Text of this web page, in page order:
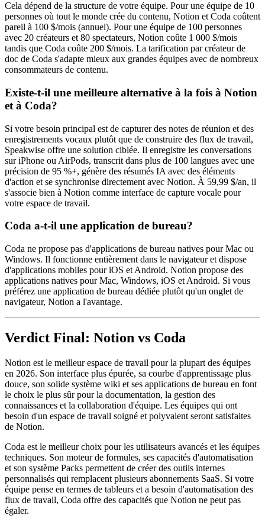
Cela dépend de la structure de votre équipe. Pour une équipe de 10
personnes où tout le monde crée du contenu, Notion et Coda coûtent
pareil à 100 $/mois (annuel). Pour une équipe de 100 personnes
avec 20 créateurs et 80 spectateurs, Notion coûte 1 000 $/mois
tandis que Coda coûte 200 $/mois. La tarification par créateur de
doc de Coda s'adapte mieux aux grandes équipes avec de nombreux
consommateurs de contenu.
Existe-t-il une meilleure alternative à la fois à Notion
et à Coda?
Si votre besoin principal est de capturer des notes de réunion et des
enregistrements vocaux plutôt que de construire des flux de travail,
Speakwise offre une solution ciblée. Il enregistre les conversations
sur iPhone ou AirPods, transcrit dans plus de 100 langues avec une
précision de 95 %+, génère des résumés IA avec des éléments
d'action et se synchronise directement avec Notion. À 59,99 $/an, il
s'associe bien à Notion comme interface de capture vocale pour
votre espace de travail.
Coda a-t-il une application de bureau?
Coda ne propose pas d'applications de bureau natives pour Mac ou
Windows. Il fonctionne entièrement dans le navigateur et dispose
d'applications mobiles pour iOS et Android. Notion propose des
applications natives pour Mac, Windows, iOS et Android. Si vous
préférez une application de bureau dédiée plutôt qu'un onglet de
navigateur, Notion a l'avantage.
Verdict Final: Notion vs Coda
Notion est le meilleur espace de travail pour la plupart des équipes
en 2026. Son interface plus épurée, sa courbe d'apprentissage plus
douce, son solide système wiki et ses applications de bureau en font
le choix le plus sûr pour la documentation, la gestion des
connaissances et la collaboration d'équipe. Les équipes qui ont
besoin d'un espace de travail soigné et polyvalent seront satisfaites
de Notion.
Coda est le meilleur choix pour les utilisateurs avancés et les équipes
techniques. Son moteur de formules, ses capacités d'automatisation
et son système Packs permettent de créer des outils internes
personnalisés qui remplacent plusieurs abonnements SaaS. Si votre
équipe pense en termes de tableurs et a besoin d'automatisation des
flux de travail, Coda offre des capacités que Notion ne peut pas
égaler.